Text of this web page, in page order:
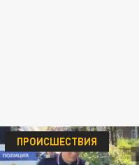
ПРОИСШЕСТВИЯ